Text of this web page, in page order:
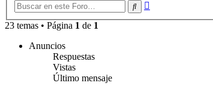
Buscar
23 temas • Página 1 de 1
Anuncios
Respuestas
Vistas
Último mensaje